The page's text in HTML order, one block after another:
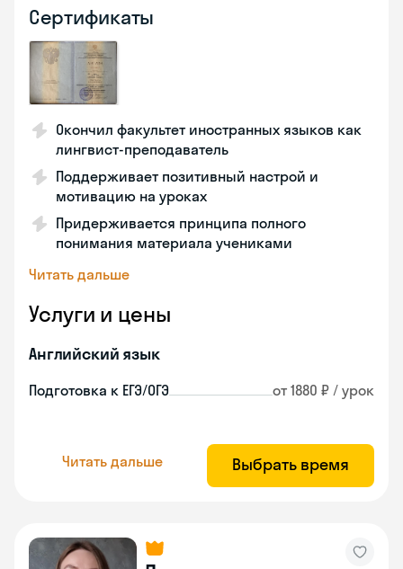
Сертификаты
Окончил факультет иностранных языков как
лингвист-преподаватель
Поддерживает позитивный настрой и
мотивацию на уроках
Придерживается принципа полного
понимания материала учениками
Читать дальше
Услуги и цены
Английский язык
Подготовка к ЕГЭ/ОГЭ от 1880 ₽ / урок
Читать дальше Выбрать время